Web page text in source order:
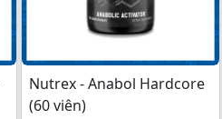
Nutrex - Anabol Hardcore
(60 viên)